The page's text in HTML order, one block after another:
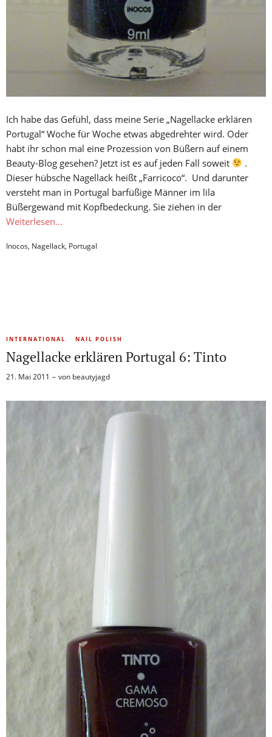
Ich habe das Gefühl, dass meine Serie „Nagellacke erklären
Portugal“ Woche für Woche etwas abgedrehter wird. Oder
habt ihr schon mal eine Prozession von Büßern auf einem
Beauty-Blog gesehen? Jetzt ist es auf jeden Fall soweit
.
Dieser hübsche Nagellack heißt „Farricoco“. Und darunter
versteht man in Portugal barfüßige Männer im lila
Büßergewand mit Kopfbedeckung. Sie ziehen in der
Weiterlesen…
Inocos, Nagellack, Portugal
INTERNATIONAL NAIL POLISH
Nagellacke erklären Portugal 6: Tinto
21. Mai 2011 von beautyjagd